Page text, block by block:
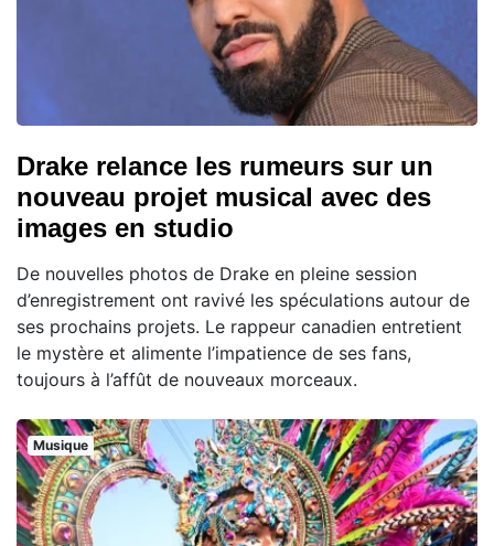
Drake relance les rumeurs sur un
nouveau projet musical avec des
images en studio
De nouvelles photos de Drake en pleine session
d’enregistrement ont ravivé les spéculations autour de
ses prochains projets. Le rappeur canadien entretient
le mystère et alimente l’impatience de ses fans,
toujours à l’affût de nouveaux morceaux.
Musique